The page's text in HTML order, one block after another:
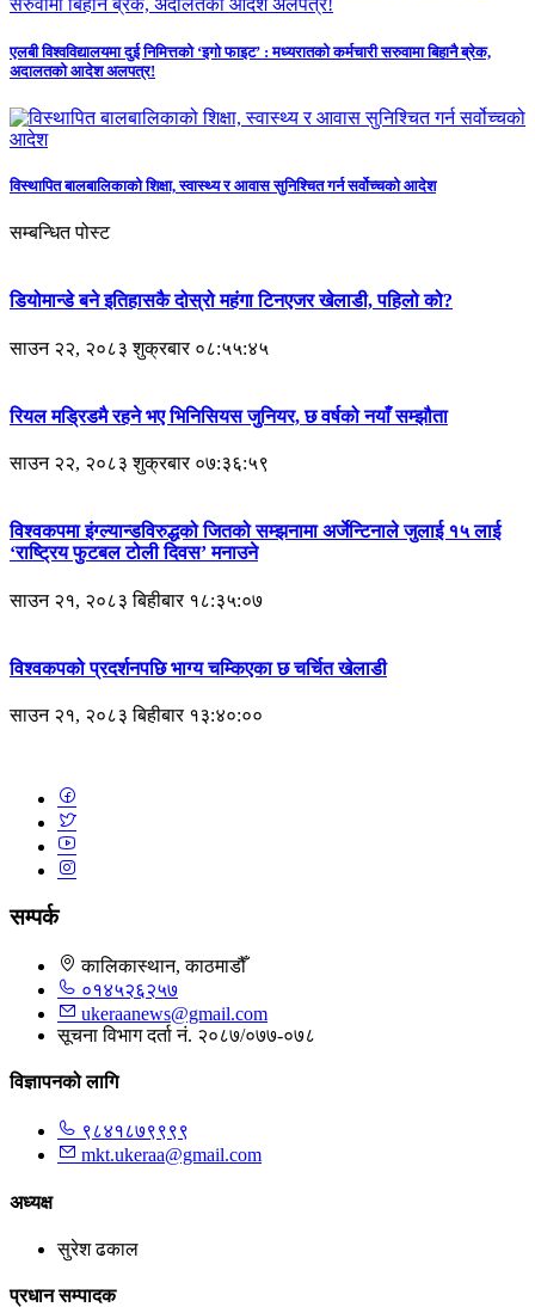
एलबी विश्वविद्यालयमा दुई निमित्तको ‘इगो फाइट’ : मध्यरातको कर्मचारी सरुवामा बिहानै ब्रेक,
अदालतको आदेश अलपत्र!
विस्थापित बालबालिकाको शिक्षा, स्वास्थ्य र आवास सुनिश्चित गर्न सर्वोच्चको आदेश
सम्बन्धित पोस्ट
डियोमान्डे बने इतिहासकै दोस्रो महंगा टिनएजर खेलाडी, पहिलो को?
साउन २२, २०८३ शुक्रबार ०८:५५:४५
रियल मड्रिडमै रहने भए भिनिसियस जुनियर, छ वर्षको नयाँ सम्झौता
साउन २२, २०८३ शुक्रबार ०७:३६:५९
विश्वकपमा इंग्ल्यान्डविरुद्धको जितको सम्झनामा अर्जेन्टिनाले जुलाई १५ लाई
‘राष्ट्रिय फुटबल टोली दिवस’ मनाउने
साउन २१, २०८३ बिहीबार १८:३५:०७
विश्वकपको प्रदर्शनपछि भाग्य चम्किएका छ चर्चित खेलाडी
साउन २१, २०८३ बिहीबार १३:४०:००
सम्पर्क
कालिकास्थान, काठमाडौँ
०१४५२६२५७
ukeraanews@gmail.com
सूचना विभाग दर्ता नं. २०८७/०७७-०७८
विज्ञापनको लागि
९८४१८७९९९९
mkt.ukeraa@gmail.com
अध्यक्ष
सुरेश ढकाल
प्रधान सम्पादक